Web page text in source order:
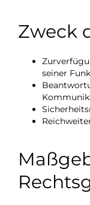
Zweck
seiner